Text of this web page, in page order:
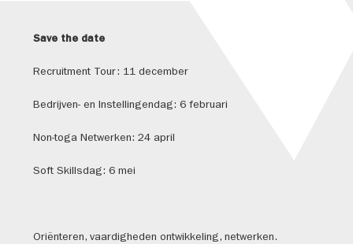
Save the date
Recruitment Tour: 11 december
Bedrijven- en Instellingendag: 6 februari
Non-toga Netwerken: 24 april
Soft Skillsdag: 6 mei
Oriënteren, vaardigheden ontwikkeling, netwerken.